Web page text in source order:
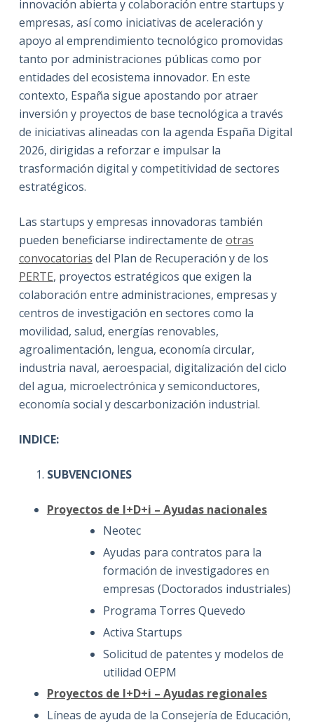
innovación abierta y colaboración entre startups y
empresas, así como iniciativas de aceleración y
apoyo al emprendimiento tecnológico promovidas
tanto por administraciones públicas como por
entidades del ecosistema innovador. En este
contexto, España sigue apostando por atraer
inversión y proyectos de base tecnológica a través
de iniciativas alineadas con la agenda España Digital
2026, dirigidas a reforzar e impulsar la
trasformación digital y competitividad de sectores
estratégicos.
Las startups y empresas innovadoras también
pueden beneficiarse indirectamente de otras
convocatorias del Plan de Recuperación y de los
PERTE, proyectos estratégicos que exigen la
colaboración entre administraciones, empresas y
centros de investigación en sectores como la
movilidad, salud, energías renovables,
agroalimentación, lengua, economía circular,
industria naval, aeroespacial, digitalización del ciclo
del agua, microelectrónica y semiconductores,
economía social y descarbonización industrial.
INDICE:
SUBVENCIONES
Proyectos de I+D+i – Ayudas nacionales
Neotec
Ayudas para contratos para la
formación de investigadores en
empresas (Doctorados industriales)
Programa Torres Quevedo
Activa Startups
Solicitud de patentes y modelos de
utilidad OEPM
Proyectos de I+D+i – Ayudas regionales
Líneas de ayuda de la Consejería de Educación,